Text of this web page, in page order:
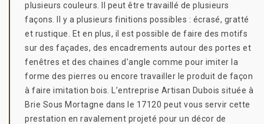
plusieurs couleurs. Il peut être travaillé de plusieurs
façons. Il y a plusieurs finitions possibles : écrasé, gratté
et rustique. Et en plus, il est possible de faire des motifs
sur des façades, des encadrements autour des portes et
fenêtres et des chaines d’angle comme pour imiter la
forme des pierres ou encore travailler le produit de façon
à faire imitation bois. L’entreprise Artisan Dubois située à
Brie Sous Mortagne dans le 17120 peut vous servir cette
prestation en ravalement projeté pour un décor de